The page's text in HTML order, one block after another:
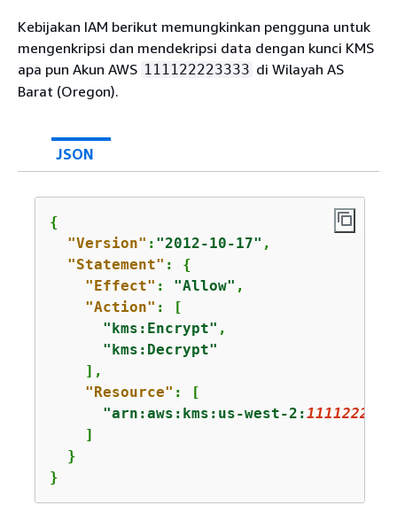
Kebijakan IAM berikut memungkinkan pengguna untuk
mengenkripsi dan mendekripsi data dengan kunci KMS
apa pun Akun AWS 111122223333 di Wilayah AS
Barat (Oregon).
JSON
{
"Version" : "2012-10-17" ,
"Statement" : {
"Effect" : "Allow" ,
"Action" : [
"kms:Encrypt" ,
"kms:Decrypt"
    ],
"Resource" : [
"arn:aws:kms:us-west-2:
    ]
  }
}